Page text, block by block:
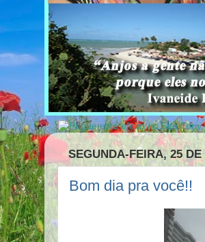
SEGUNDA-FEIRA, 25
Bom dia pra você!!